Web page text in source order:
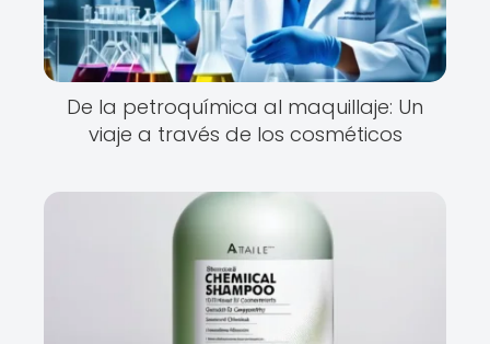
De la petroquímica al maquillaje: Un
viaje a través de los cosméticos